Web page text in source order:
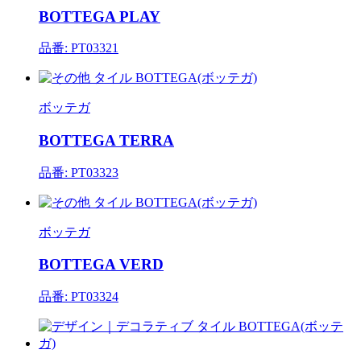
BOTTEGA PLAY
品番: PT03321
ボッテガ
BOTTEGA TERRA
品番: PT03323
ボッテガ
BOTTEGA VERD
品番: PT03324